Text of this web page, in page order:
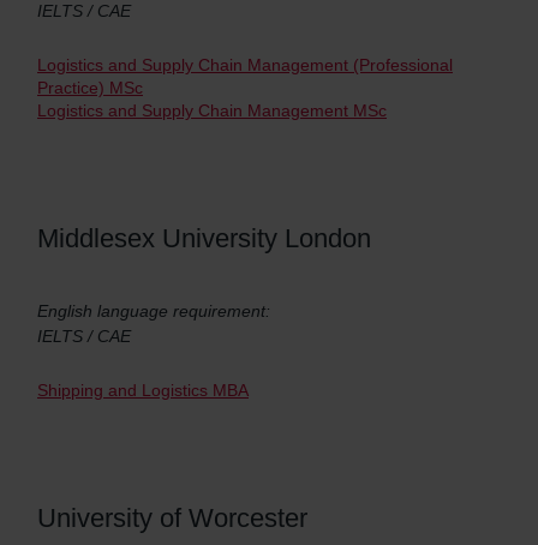
IELTS / CAE
Logistics and Supply Chain Management (Professional
Practice) MSc
Logistics and Supply Chain Management MSc
Middlesex University London
English language requirement:
IELTS / CAE
Shipping and Logistics MBA
University of Worcester